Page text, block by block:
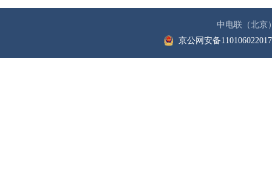
中电联（北京
京公网安备